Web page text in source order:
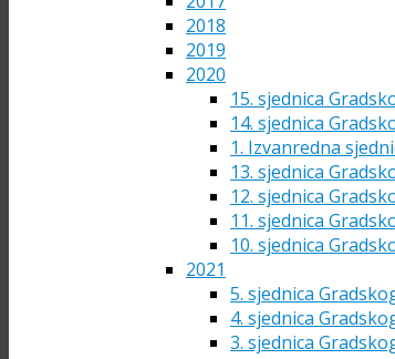
2018
2019
2020
15. sjednica
14. sjednica
1. Izvanredna
13. sjednica
12. sjednica
11. sjednica
10. sjednica
2021
5. sjednica
4. sjednica
3. sjednica